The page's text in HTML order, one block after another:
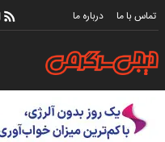
تماس با ما درباره ما